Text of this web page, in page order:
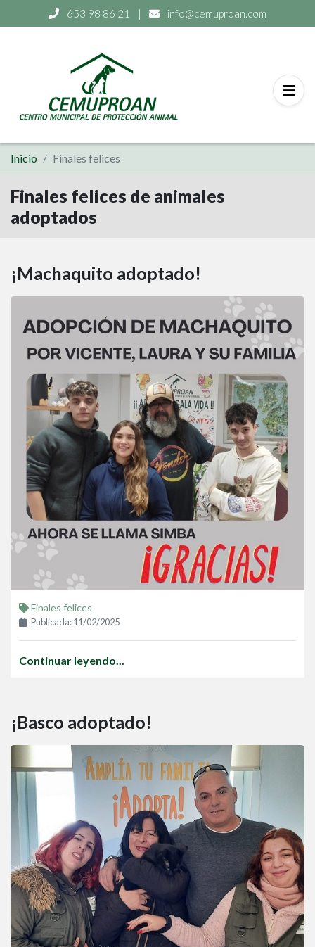
653 98 86 21 | info@cemuproan.com
Inicio Finales felices
Finales felices de animales
adoptados
¡Machaquito adoptado!
Finales felices
Publicada: 11/02/2025
Continuar leyendo...
¡Basco adoptado!